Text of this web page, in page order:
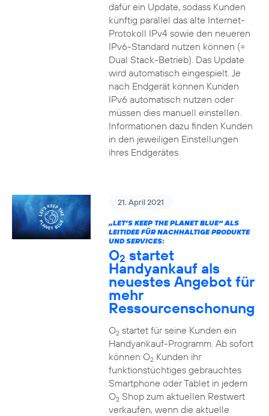
dafür ein Update, sodass Kunden
künftig parallel das alte Internet-
Protokoll IPv4 sowie den neueren
IPv6-Standard nutzen können (=
Dual Stack-Betrieb). Das Update
wird automatisch eingespielt. Je
nach Endgerät können Kunden
IPv6 automatisch nutzen oder
müssen dies manuell einstellen.
Informationen dazu finden Kunden
in den jeweiligen Einstellungen
ihres Endgerätes.
21. April 2021
„LET’S KEEP THE PLANET BLUE“ ALS
LEITIDEE FÜR NACHHALTIGE PRODUKTE
UND SERVICES:
O2 startet
Handyankauf als
neuestes Angebot für
mehr
Ressourcenschonung
O2startet für seine Kunden ein
Handyankauf-Programm. Ab sofort
können O2Kunden ihr
funktionstüchtiges gebrauchtes
Smartphone oder Tablet in jedem
O2Shop zum aktuellen Restwert
verkaufen, wenn die aktuelle